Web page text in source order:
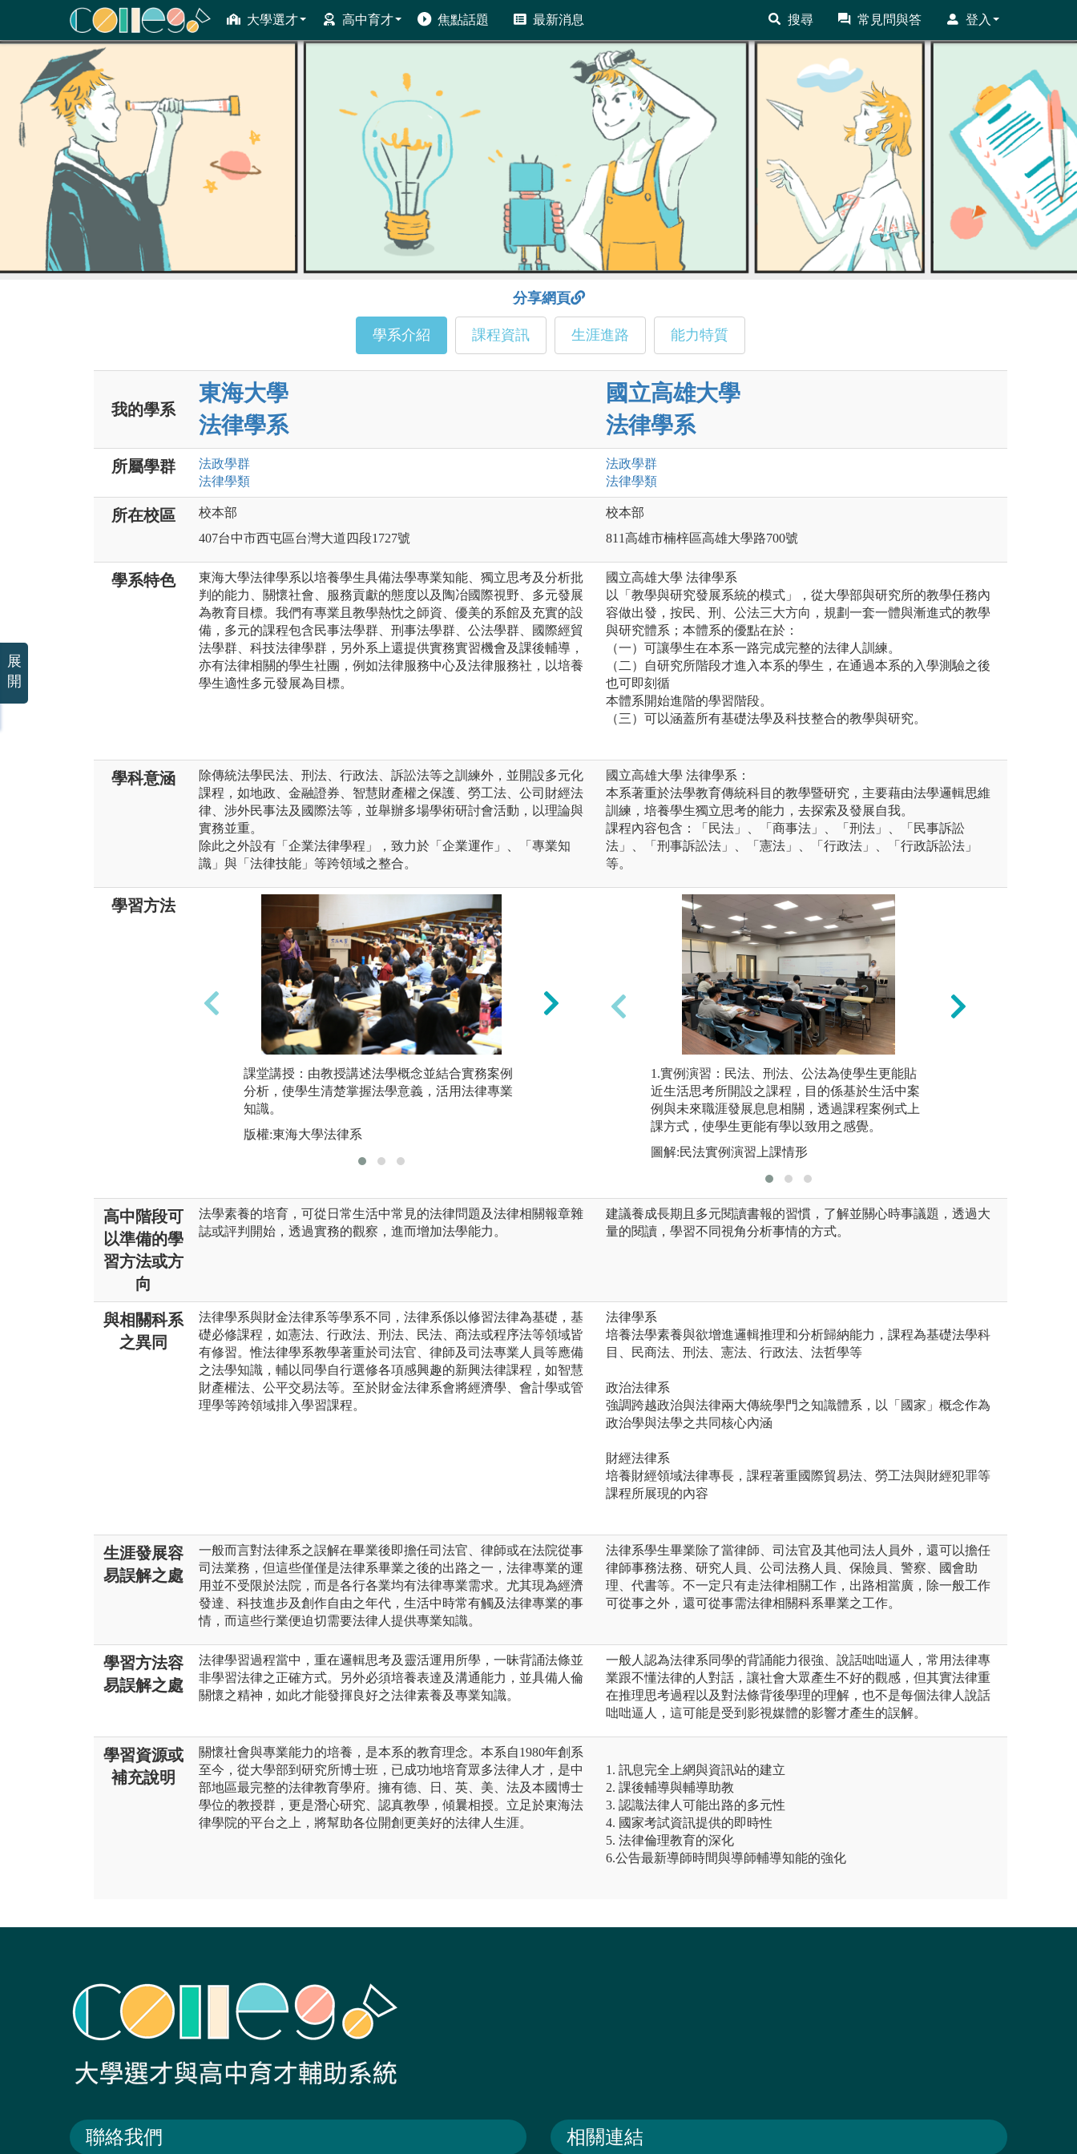
大學選才 高中育才 焦點話題 最新消息 搜尋 常見問與答 登入
ColleGo! 大學選才與高中育才輔助系統
分享網頁
學系介紹 課程資訊 生涯進路 能力特質
我的學系
東海大學
法律學系
國立高雄大學
法律學系
所屬學群 法政學群
法律學類
法政學群
法律學類
所在校區
校本部
407台中市西屯區台灣大道四段1727號
校本部
811高雄市楠梓區高雄大學路700號
學系特色
東海大學法律學系以培養學生具備法學專業知能、獨立思考及分析批
判的能力、關懷社會、服務貢獻的態度以及陶冶國際視野、多元發展
為教育目標。我們有專業且教學熱忱之師資、優美的系館及充實的設
備，多元的課程包含民事法學群、刑事法學群、公法學群、國際經貿
法學群、科技法律學群，另外系上還提供實務實習機會及課後輔導，
亦有法律相關的學生社團，例如法律服務中心及法律服務社，以培養
學生適性多元發展為目標。
國立高雄大學 法律學系
以「教學與研究發展系統的模式」，從大學部與研究所的教學任務內
容做出發，按民、刑、公法三大方向，規劃一套一體與漸進式的教學
與研究體系；本體系的優點在於：
（一）可讓學生在本系一路完成完整的法律人訓練。
（二）自研究所階段才進入本系的學生，在通過本系的入學測驗之後
也可即刻循
本體系開始進階的學習階段。
（三）可以涵蓋所有基礎法學及科技整合的教學與研究。
學科意涵
除傳統法學民法、刑法、行政法、訴訟法等之訓練外，並開設多元化
課程，如地政、金融證券、智慧財產權之保護、勞工法、公司財經法
律、涉外民事法及國際法等，並舉辦多場學術研討會活動，以理論與
實務並重。
除此之外設有「企業法律學程」，致力於「企業運作」、「專業知
識」與「法律技能」等跨領域之整合。
國立高雄大學 法律學系：
本系著重於法學教育傳統科目的教學暨研究，主要藉由法學邏輯思維
訓練，培養學生獨立思考的能力，去探索及發展自我。
課程內容包含：「民法」、「商事法」、「刑法」、「民事訴訟
法」、「刑事訴訟法」、「憲法」、「行政法」、「行政訴訟法」
等。
學習方法
課堂講授：由教授講述法學概念並結合實務案例
分析，使學生清楚掌握法學意義，活用法律專業
知識。
版權:東海大學法律系
邏輯推理：循序漸進的規劃課程內容並透過案例
分析，訓練學生具備獨立思考、邏輯推理以及認
事用法之能力。
版權:東海大學法律系
1.實例演習：民法、刑法、公法為使學生更能貼
近生活思考所開設之課程，目的係基於生活中案
例與未來職涯發展息息相關，透過課程案例式上
課方式，使學生更能有學以致用之感覺。
圖解:民法實例演習上課情形
高中階段可
以準備的學
習方法或方
向
法學素養的培育，可從日常生活中常見的法律問題及法律相關報章雜
誌或評判開始，透過實務的觀察，進而增加法學能力。
建議養成長期且多元閱讀書報的習慣，了解並關心時事議題，透過大
量的閱讀，學習不同視角分析事情的方式。
與相關科系
之異同
法律學系與財金法律系等學系不同，法律系係以修習法律為基礎，基
礎必修課程，如憲法、行政法、刑法、民法、商法或程序法等領域皆
有修習。惟法律學系教學著重於司法官、律師及司法專業人員等應備
之法學知識，輔以同學自行選修各項感興趣的新興法律課程，如智慧
財產權法、公平交易法等。至於財金法律系會將經濟學、會計學或管
理學等跨領域排入學習課程。
法律學系
培養法學素養與欲增進邏輯推理和分析歸納能力，課程為基礎法學科
目、民商法、刑法、憲法、行政法、法哲學等
政治法律系
強調跨越政治與法律兩大傳統學門之知識體系，以「國家」概念作為
政治學與法學之共同核心內涵
財經法律系
培養財經領域法律專長，課程著重國際貿易法、勞工法與財經犯罪等
課程所展現的內容
生涯發展容
易誤解之處
一般而言對法律系之誤解在畢業後即擔任司法官、律師或在法院從事
司法業務，但這些僅僅是法律系畢業之後的出路之一，法律專業的運
用並不受限於法院，而是各行各業均有法律專業需求。尤其現為經濟
發達、科技進步及創作自由之年代，生活中時常有觸及法律專業的事
情，而這些行業便迫切需要法律人提供專業知識。
法律系學生畢業除了當律師、司法官及其他司法人員外，還可以擔任
律師事務法務、研究人員、公司法務人員、保險員、警察、國會助
理、代書等。不一定只有走法律相關工作，出路相當廣，除一般工作
可從事之外，還可從事需法律相關科系畢業之工作。
學習方法容
易誤解之處
法律學習過程當中，重在邏輯思考及靈活運用所學，一昧背誦法條並
非學習法律之正確方式。另外必須培養表達及溝通能力，並具備人倫
關懷之精神，如此才能發揮良好之法律素養及專業知識。
一般人認為法律系同學的背誦能力很強、說話咄咄逼人，常用法律專
業跟不懂法律的人對話，讓社會大眾產生不好的觀感，但其實法律重
在推理思考過程以及對法條背後學理的理解，也不是每個法律人說話
咄咄逼人，這可能是受到影視媒體的影響才產生的誤解。
學習資源或
補充說明
關懷社會與專業能力的培養，是本系的教育理念。本系自1980年創系
至今，從大學部到研究所博士班，已成功地培育眾多法律人才，是中
部地區最完整的法律教育學府。擁有德、日、英、美、法及本國博士
學位的教授群，更是潛心研究、認真教學，傾曩相授。立足於東海法
律學院的平台之上，將幫助各位開創更美好的法律人生涯。
1. 訊息完全上網與資訊站的建立
2. 課後輔導與輔導助教
3. 認識法律人可能出路的多元性
4. 國家考試資訊提供的即時性
5. 法律倫理教育的深化
6.公告最新導師時間與導師輔導知能的強化
聯絡我們 相關連結
展
開